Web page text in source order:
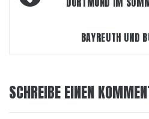
BAYREUTH UND
SCHREIBE EINEN